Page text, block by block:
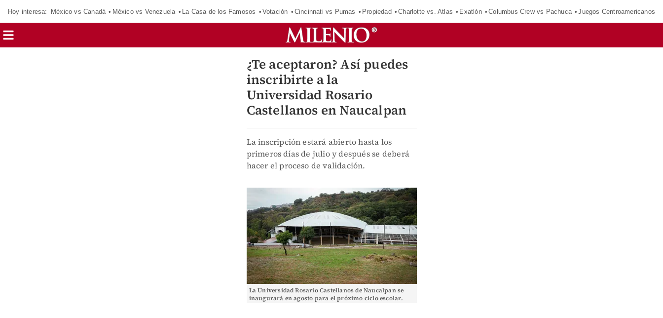
Hoy interesa: México vs Canadá México vs Venezuela La Casa de los Famosos Votación Cincinnati vs Pumas Propiedad Charlotte vs. Atlas Exatlón Columbus Crew vs Pachuca Juegos Centroamericanos
¿Te aceptaron? Así puedes
inscribirte a la
Universidad Rosario
Castellanos en Naucalpan
La inscripción estará abierto hasta los
primeros días de julio y después se deberá
hacer el proceso de validación.
La Universidad Rosario Castellanos de Naucalpan se
inaugurará en agosto para el próximo ciclo escolar.